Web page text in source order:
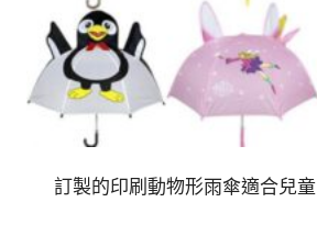
訂製的印刷動物形雨傘適合兒童